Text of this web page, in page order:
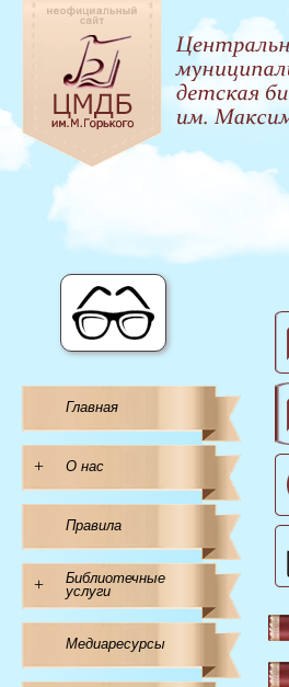
Главная
+ О нас
Правила
+
Библиотечные
услуги
Медиаресурсы